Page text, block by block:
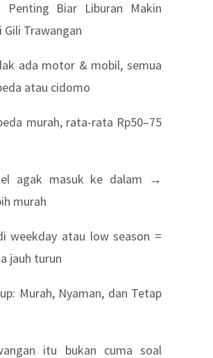
Biar Liburan Makin
Gili Trawangan
ada motor & mobil, semua
atau cidomo
murah, rata-rata Rp50–75
agak masuk ke dalam →
murah
weekday atau low season =
jauh turun
Murah, Nyaman, dan Tetap
itu bukan cuma soal